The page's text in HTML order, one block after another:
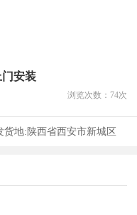
安装
浏览次数： 74次
货地:陕西省西安市新城区